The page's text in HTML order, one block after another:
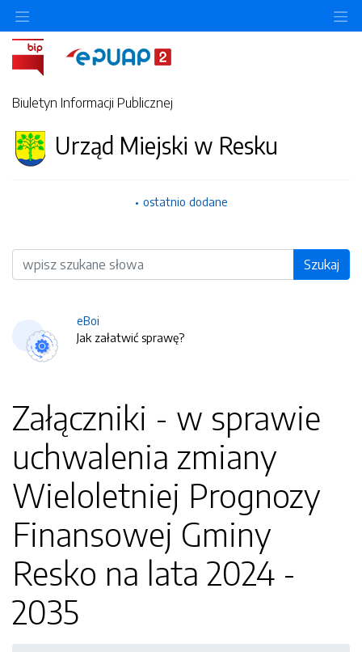
Biuletyn Informacji Publicznej
Urząd Miejski w Resku
ostatnio dodane
Wyszukiwarka Szukaj
eBoi
Jak załatwić sprawę?
Załączniki - w sprawie
uchwalenia zmiany
Wieloletniej Prognozy
Finansowej Gminy
Resko na lata 2024 -
2035